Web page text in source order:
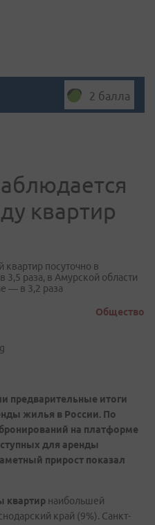
2 балла
квартир
квартир посуточно в
раза, в Амурской области
— в 3,2 раза
Общество
предварительные итоги
жилья в России. По
на платформе
для аренды
прирост показал
квартир наибольшей
край (9%). Санкт-